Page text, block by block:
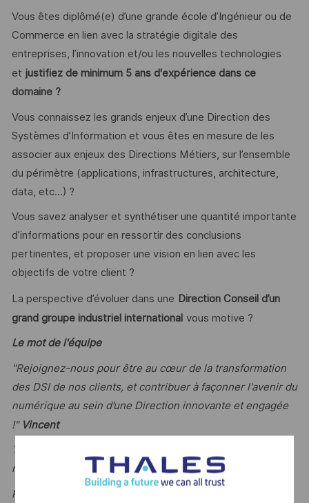
Vous êtes diplômé(e) d’une grande école d’Ingénieur ou de
Commerce en lien avec la stratégie digitale des
entreprises, l’innovation et/ou les nouvelles technologies
et justifiez de minimum 5 ans d'expérience dans ce
domaine ?
Vous connaissez les grands enjeux d’une Direction des
Systèmes d’Information et vous êtes en mesure de les
associer aux enjeux des Directions Métiers, sur l’ensemble
du périmètre (applications, infrastructures, architecture,
data, etc…) ?
Vous savez analyser et synthétiser une quantité importante
d’informations pour en ressortir des conclusions
pertinentes, et proposer une vision en lien avec les
objectifs de votre client ?
La perspective d’évoluer dans une Direction Conseil d’un
grand groupe industriel international vous motive ?
Le mot de l'équipe
"Rejoignez-nous pour être au cœur de la transformation
des DSI de nos clients, et contribuer à façonner l'avenir du
numérique au sein d’une Direction innovante et engagée
!" Vincent
Thales reconnait tous les talents, la diversité est notre
meilleur atout.
Postulez et rejoignez-nous ! »